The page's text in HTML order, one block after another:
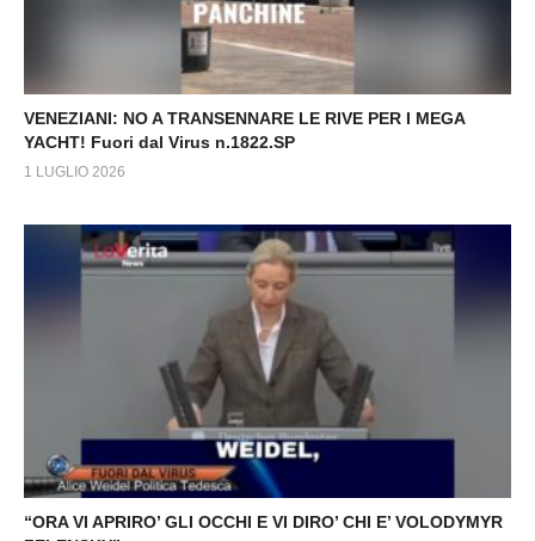
VENEZIANI: NO A TRANSENNARE LE RIVE PER I MEGA
YACHT! Fuori dal Virus n.1822.SP
1 LUGLIO 2026
“ORA VI APRIRO’ GLI OCCHI E VI DIRO’ CHI E’ VOLODYMYR